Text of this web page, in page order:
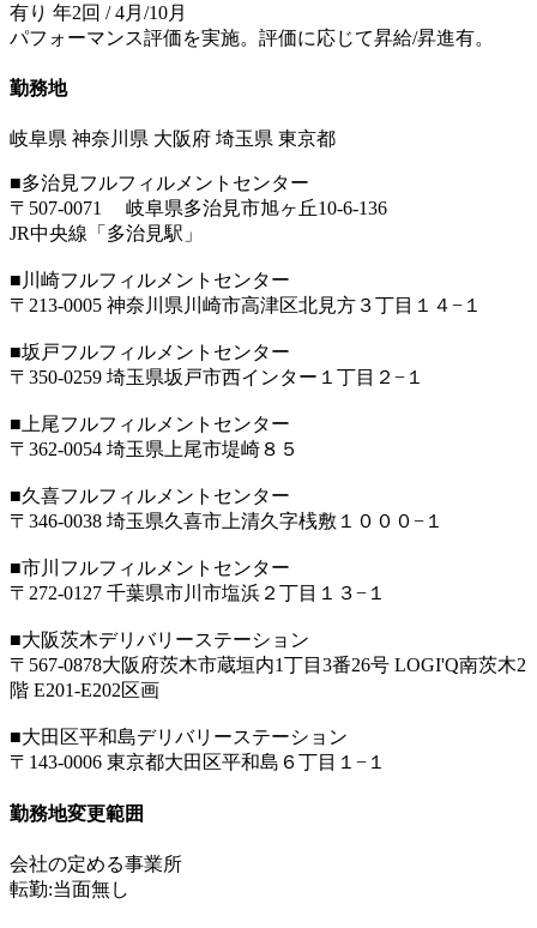
有り 年2回 / 4月/10月
パフォーマンス評価を実施。評価に応じて昇給/昇進有。
勤務地
岐阜県 神奈川県 大阪府 埼玉県 東京都
■多治見フルフィルメントセンター
〒507-0071 岐阜県多治見市旭ヶ丘10-6-136
JR中央線「多治見駅」
■川崎フルフィルメントセンター
〒213-0005 神奈川県川崎市高津区北見方３丁目１４−１
■坂戸フルフィルメントセンター
〒350-0259 埼玉県坂戸市西インター１丁目２−１
■上尾フルフィルメントセンター
〒362-0054 埼玉県上尾市堤崎８５
■久喜フルフィルメントセンター
〒346-0038 埼玉県久喜市上清久字桟敷１０００−１
■市川フルフィルメントセンター
〒272-0127 千葉県市川市塩浜２丁目１３−１
■大阪茨木デリバリーステーション
〒567-0878大阪府茨木市蔵垣内1丁目3番26号 LOGI'Q南茨木2
階 E201-E202区画
■大田区平和島デリバリーステーション
〒143-0006 東京都大田区平和島６丁目１−１
勤務地変更範囲
会社の定める事業所
転勤:当面無し